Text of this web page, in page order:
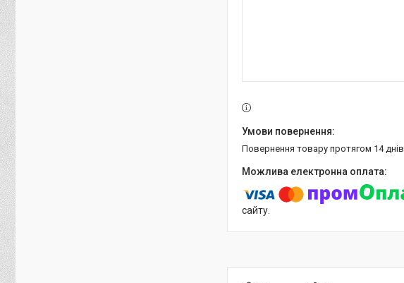
повернення товару протягом 14 днів
сайту.